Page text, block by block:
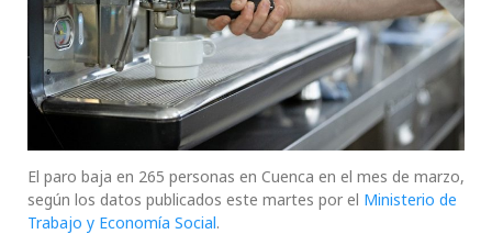
El paro baja en 265 personas en Cuenca en el mes de marzo,
según los datos publicados este martes por el Ministerio de
Trabajo y Economía Social.